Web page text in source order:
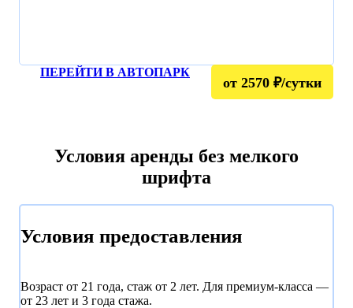
от 2570 ₽/сутки
ПЕРЕЙТИ В АВТОПАРК
Условия аренды без мелкого
шрифта
Условия предоставления
Возраст от 21 года, стаж от 2 лет. Для премиум-класса —
от 23 лет и 3 года стажа.